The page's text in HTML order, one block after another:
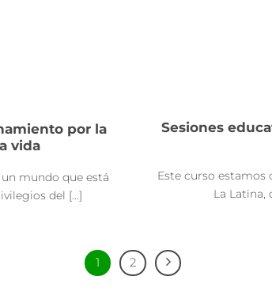
Sesiones
Este curso estamos
La Latina,
por la
vida
mundo que está
del [...]
1 2